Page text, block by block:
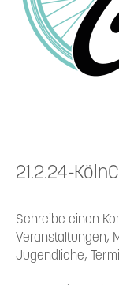
21.2.24-
Schreibe einen
Veranstaltungen,
Jugendliche,